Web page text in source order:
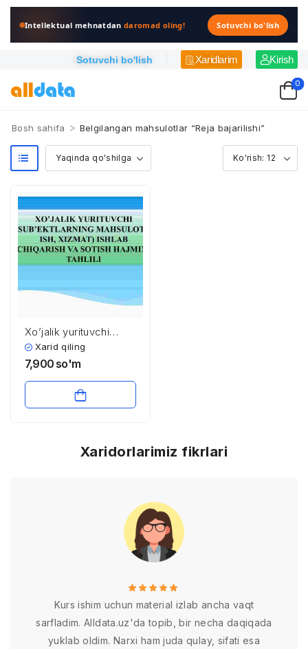
Intellektual mehnatdandaromad oling! Sotuvchi bo'lish
Sotuvchi bo'lish Xaridlarim Kirish
0
Bosh sahifa > Belgilangan mahsulotlar “Reja bajarilishi”
Xo’jalik yurituvchi
sub’ektlarning
mahsulot ( ish, xizmat
sotish hajmini tahlili
Xarid qiling
7,900 so'm
Xaridorlarimiz fikrlari
Kurs ishim uchun material izlab ancha vaqt
sarfladim. Alldata.uz'da topib, bir necha daqiqada
yuklab oldim. Narxi ham juda qulay, sifati esa